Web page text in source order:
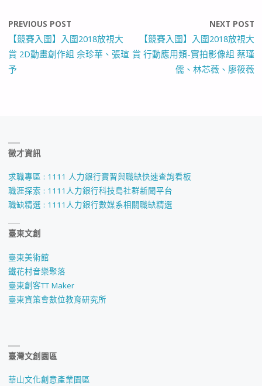
PREVIOUS POST
【競賽入圍】入圍2018放視大
賞 2D動畫創作組 余珍華、張瑄
予
NEXT POST
【競賽入圍】入圍2018放視大
賞 行動應用類-實拍影像組 蔡瑾
儒、林芯薇、廖筱薇
徵才資訊
求職專區 : 1111 人力銀行實習與職缺快速查詢看板
職涯探索 : 1111人力銀行科技島社群新聞平台
職缺精選 : 1111人力銀行數媒系相關職缺精選
臺東文創
臺東美術館
鐵花村音樂聚落
臺東創客TT Maker
臺東資策會數位教育研究所
臺灣文創園區
華山文化創意產業園區